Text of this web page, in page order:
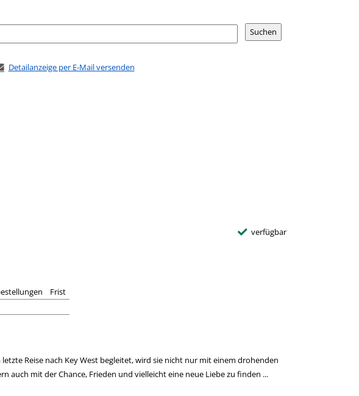
Detailanzeige per E-Mail versenden
verfügbar
Frist
Reise nach Key West begleitet, wird sie nicht nur mit einem drohenden
mit der Chance, Frieden und vielleicht eine neue Liebe zu finden ...